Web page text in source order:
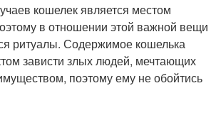
кошелек является местом
в отношении этой важной вещи
ритуалы. Содержимое кошелька
зависти злых людей, мечтающих
поэтому ему не обойтись